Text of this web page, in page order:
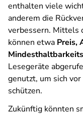
enthalten viele
anderem die
verbessern. Mittels
können etwa Preis,
Lesegeräte
genutzt, um sich
schützen.
Zukünftig könnten